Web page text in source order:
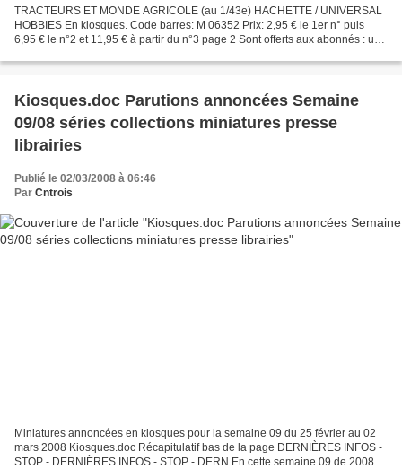
TRACTEURS ET MONDE AGRICOLE (au 1/43e) HACHETTE / UNIVERSAL
HOBBIES En kiosques. Code barres: M 06352 Prix: 2,95 € le 1er n° puis
6,95 € le n°2 et 11,95 € à partir du n°3 page 2 Sont offerts aux abonnés : un
Kiosques.doc Parutions annoncées Semaine
09/08 séries collections miniatures presse
librairies
Publié le 02/03/2008 à 06:46
Par Cntrois
Miniatures annoncées en kiosques pour la semaine 09 du 25 février au 02
mars 2008 Kiosques.doc Récapitulatif bas de la page DERNIÈRES INFOS -
STOP - DERNIÈRES INFOS - STOP - DERN En cette semaine 09 de 2008 : -